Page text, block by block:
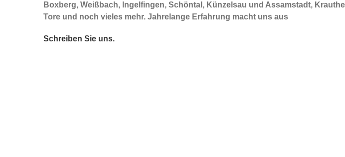
Boxberg, Weißbach, Ingelfingen, Schöntal, Künzelsau und Assamstadt,
Tore und noch vieles mehr. Jahrelange Erfahrung macht uns aus
Schreiben Sie uns.